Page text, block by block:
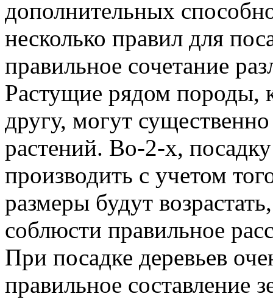
дополнительных
несколько правил для
правильное сочетание
Растущие рядом породы,
другу, могут
растений. Во-2-х,
производить с учетом
размеры будут
соблюсти правильное
При посадке деревьев
правильное составление